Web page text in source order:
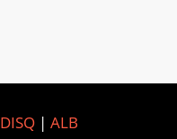
DISQ| ALB